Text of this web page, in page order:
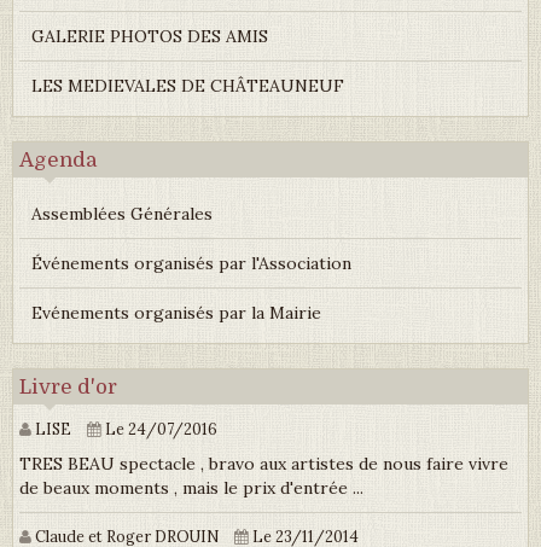
GALERIE PHOTOS DES AMIS
LES MEDIEVALES DE CHÂTEAUNEUF
Agenda
Assemblées Générales
Événements organisés par l'Association
Evénements organisés par la Mairie
Livre d'or
LISE Le 24/07/2016
TRES BEAU spectacle , bravo aux artistes de nous faire vivre
de beaux moments , mais le prix d'entrée ...
Claude et Roger DROUIN Le 23/11/2014